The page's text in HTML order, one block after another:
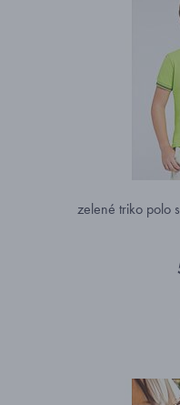
zelené triko polo